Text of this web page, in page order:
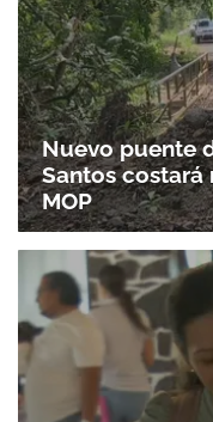
Nuevo puente
Santos costará
MOP